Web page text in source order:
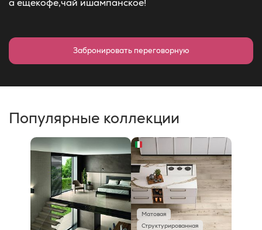
а ещекофе,чай ишампанское!
Забронировать переговорную
Популярные коллекции
Матовая
Структурированная